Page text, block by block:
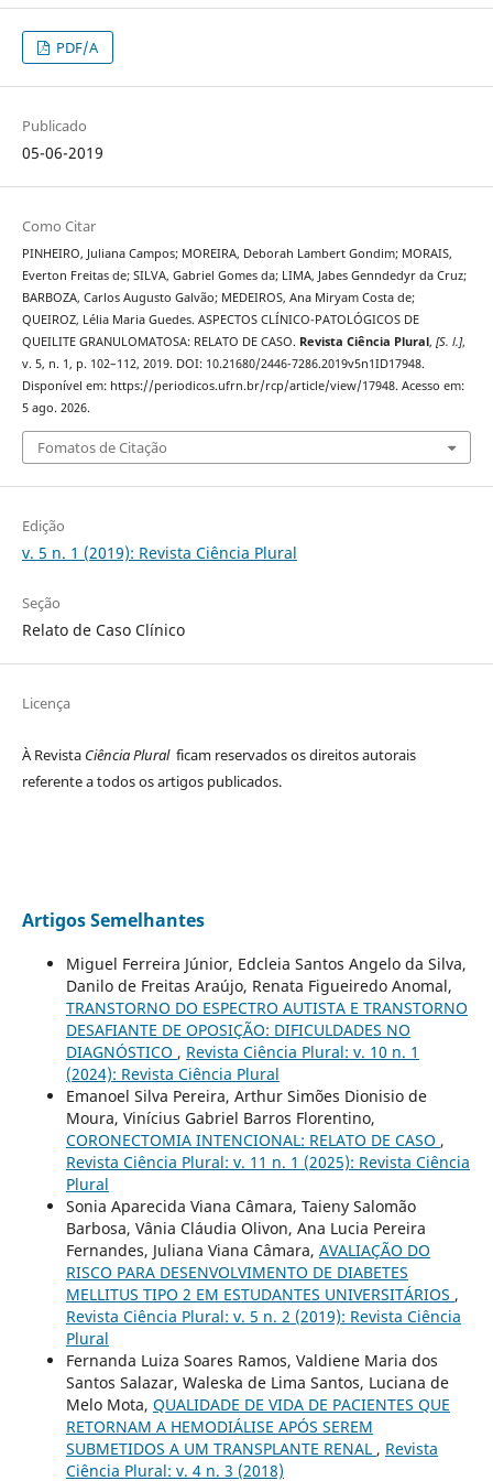
PDF/A
Publicado
05-06-2019
Como Citar
PINHEIRO, Juliana Campos; MOREIRA, Deborah Lambert Gondim; MORAIS,
Everton Freitas de; SILVA, Gabriel Gomes da; LIMA, Jabes Genndedyr da Cruz;
BARBOZA, Carlos Augusto Galvão; MEDEIROS, Ana Miryam Costa de;
QUEIROZ, Lélia Maria Guedes. ASPECTOS CLÍNICO-PATOLÓGICOS DE
QUEILITE GRANULOMATOSA: RELATO DE CASO. Revista Ciência Plural, [S. l.],
v. 5, n. 1, p. 102–112, 2019. DOI: 10.21680/2446-7286.2019v5n1ID17948.
Disponível em: https://periodicos.ufrn.br/rcp/article/view/17948. Acesso em:
5 ago. 2026.
Fomatos de Citação
Edição
v. 5 n. 1 (2019): Revista Ciência Plural
Seção
Relato de Caso Clínico
Licença
À Revista Ciência Plural ficam reservados os direitos autorais
referente a todos os artigos publicados.
Artigos Semelhantes
Miguel Ferreira Júnior, Edcleia Santos Angelo da Silva,
Danilo de Freitas Araújo, Renata Figueiredo Anomal,
TRANSTORNO DO ESPECTRO AUTISTA E TRANSTORNO
DESAFIANTE DE OPOSIÇÃO: DIFICULDADES NO
DIAGNÓSTICO , Revista Ciência Plural: v. 10 n. 1
(2024): Revista Ciência Plural
Emanoel Silva Pereira, Arthur Simões Dionisio de
Moura, Vinícius Gabriel Barros Florentino,
CORONECTOMIA INTENCIONAL: RELATO DE CASO ,
Revista Ciência Plural: v. 11 n. 1 (2025): Revista Ciência
Plural
Sonia Aparecida Viana Câmara, Taieny Salomão
Barbosa, Vânia Cláudia Olivon, Ana Lucia Pereira
Fernandes, Juliana Viana Câmara, AVALIAÇÃO DO
RISCO PARA DESENVOLVIMENTO DE DIABETES
MELLITUS TIPO 2 EM ESTUDANTES UNIVERSITÁRIOS ,
Revista Ciência Plural: v. 5 n. 2 (2019): Revista Ciência
Plural
Fernanda Luiza Soares Ramos, Valdiene Maria dos
Santos Salazar, Waleska de Lima Santos, Luciana de
Melo Mota, QUALIDADE DE VIDA DE PACIENTES QUE
RETORNAM A HEMODIÁLISE APÓS SEREM
SUBMETIDOS A UM TRANSPLANTE RENAL , Revista
Ciência Plural: v. 4 n. 3 (2018)